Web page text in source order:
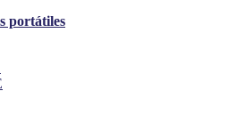
portátiles